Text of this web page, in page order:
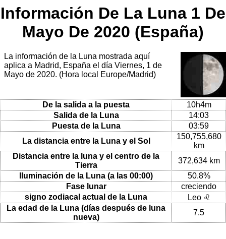
Información De La Luna 1 De
Mayo De 2020 (España)
La información de la Luna mostrada aquí
aplica a Madrid, España el día Viernes, 1 de
Mayo de 2020. (Hora local Europe/Madrid)
De la salida a la puesta
10h4m
Salida de la Luna
14:03
Puesta de la Luna
03:59
La distancia entre la Luna y el Sol
150,755,680
km
Distancia entre la luna y el centro de la
Tierra
372,634 km
Iluminación de la Luna (a las 00:00)
50.8%
Fase lunar
creciendo
signo zodiacal actual de la Luna
Leo ♌
La edad de la Luna (días después de luna
nueva)
7.5